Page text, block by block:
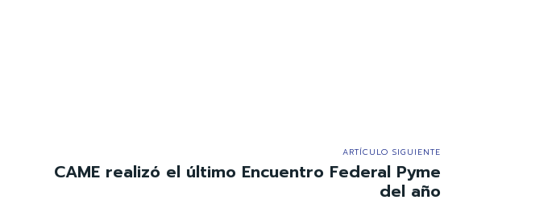
ARTÍCULO SIGUIENTE
CAME realizó el último Encuentro Federal Pyme
del año